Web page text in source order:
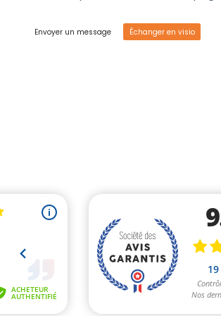
https://policies.google.com/
Envoyer un message Échanger en visio